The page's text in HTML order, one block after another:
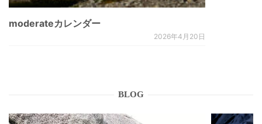
moderateカレンダー
2026年4月20日
BLOG